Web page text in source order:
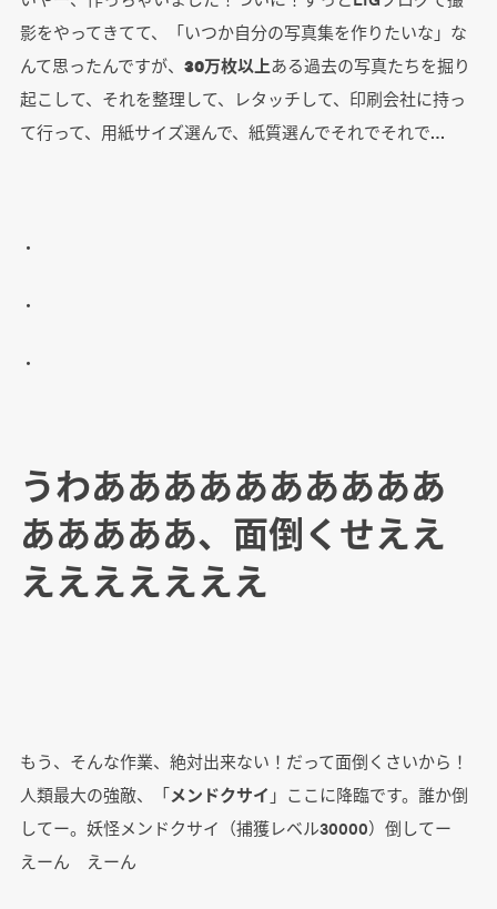
影をやってきてて、「いつか自分の写真集を作りたいな」な
んて思ったんですが、 30万枚以上ある過去の写真たちを掘り
起こして、それを整理して、レタッチして、印刷会社に持っ
て行って、用紙サイズ選んで、紙質選んでそれでそれで…
・
・
・
うわああああああああああ
あああああ、面倒くせええ
えええええええ
もう、そんな作業、絶対出来ない！だって面倒くさいから！
人類最大の強敵、「メンドクサイ 」ここに降臨です。誰か倒
してー。妖怪メンドクサイ（捕獲レベル30000）倒してー
えーん えーん